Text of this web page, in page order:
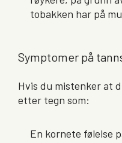
tobakken har på
Symptomer på
Hvis du mistenker at
etter tegn som:
En kornete følelse